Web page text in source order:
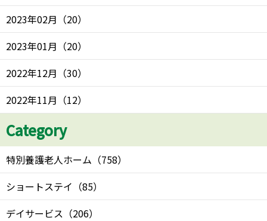
2023年02月 （20）
2023年01月 （20）
2022年12月 （30）
2022年11月 （12）
Category
特別養護老人ホーム （758）
ショートステイ （85）
デイサービス （206）